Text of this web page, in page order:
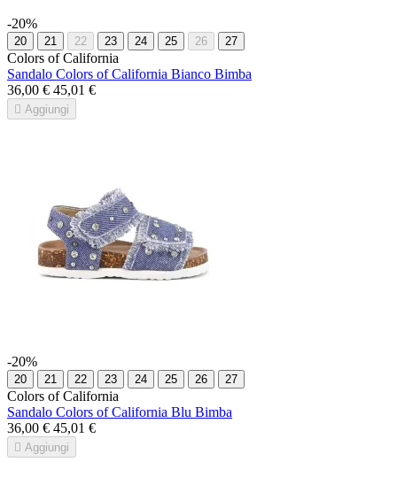
-20%
20 21 22 23 24 25 26 27
Colors of California
Sandalo Colors of California Bianco Bimba
36,00 € 45,01 €
 Aggiungi
-20%
20 21 22 23 24 25 26 27
Colors of California
Sandalo Colors of California Blu Bimba
36,00 € 45,01 €
 Aggiungi